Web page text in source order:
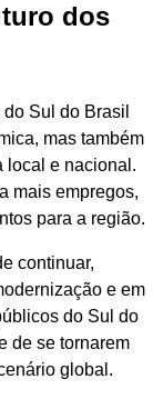
dos
Sul do Brasil
mas também
local e nacional.
mais empregos,
para a região.
continuar,
e em
do Sul do
de se tornarem
global.